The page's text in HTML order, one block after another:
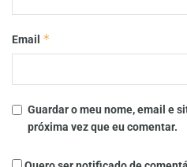
Email *
Guardar o meu nome, email e
próxima vez que eu comentar.